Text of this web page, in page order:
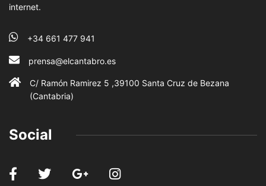
internet.
+34 661 477 941
prensa@elcantabro.es
C/ Ramón Ramirez 5 ,39100 Santa Cruz de Bezana
(Cantabria)
Social